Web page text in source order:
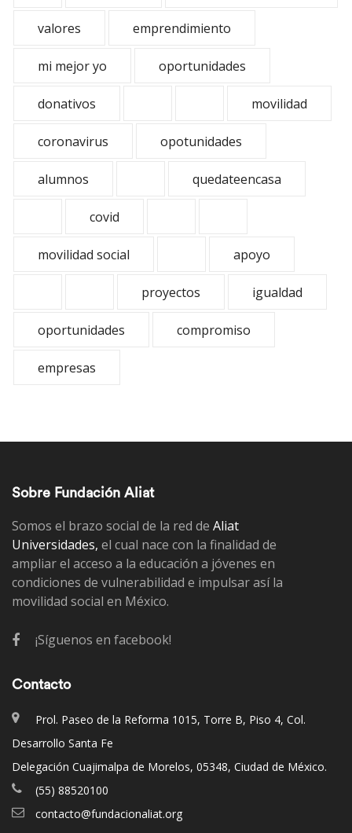
valores emprendimiento
mi mejor yo oportunidades
donativos movilidad
coronavirus opotunidades
alumnos quedateencasa
covid
movilidad social apoyo
proyectos igualdad
oportunidades compromiso
empresas
Sobre Fundación Aliat
Somos el brazo social de la red de Aliat
Universidades, el cual nace con la finalidad de
ampliar el acceso a la educación a jóvenes en
condiciones de vulnerabilidad e impulsar así la
movilidad social en México.
¡Síguenos en facebook!
Contacto
Prol. Paseo de la Reforma 1015, Torre B, Piso 4, Col.
Desarrollo Santa Fe
Delegación Cuajimalpa de Morelos, 05348, Ciudad de México.
(55) 88520100
contacto@fundacionaliat.org